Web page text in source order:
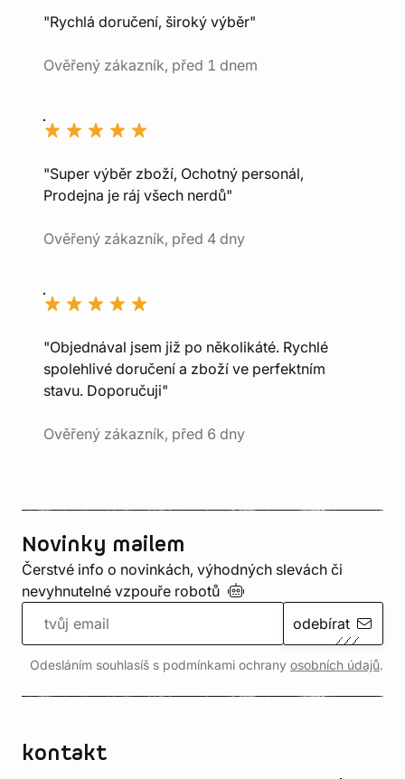
"Rychlá doručení, široký výběr"
Ověřený zákazník, před 1 dnem
"Super výběr zboží, Ochotný personál,
Prodejna je ráj všech nerdů"
Ověřený zákazník, před 4 dny
"Objednával jsem již po několikáté. Rychlé
spolehlivé doručení a zboží ve perfektním
stavu. Doporučuji"
Ověřený zákazník, před 6 dny
Novinky mailem
Čerstvé info o novinkách, výhodných slevách či
nevyhnutelné vzpouře robotů
odebírat
Odesláním souhlasíš s podmínkami ochrany osobních údajů.
kontakt